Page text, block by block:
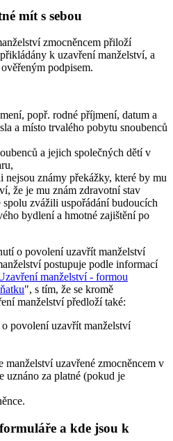
mít s sebou
zmocněncem přiloží
k uzavření manželství, a
podpisem.
popř. rodné příjmení, datum a
a místo trvalého pobytu snoubenců
a jejich společných dětí v
nejsou známy překážky, které by mu
že je mu znám zdravotní stav
spolu zvážili uspořádání budoucích
bydlení a hmotné zajištění po
o povolení uzavřít manželství
postupuje podle informací
manželství - formou
", s tím, že se kromě
manželství předloží také:
povolení uzavřít manželství
manželství uzavřené zmocněncem v
uznáno za platné (pokud je
a kde jsou k